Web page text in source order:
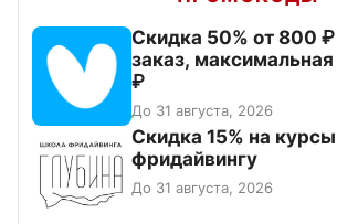
Скидка 50% от 800
заказ,
₽
До 31 августа, 2026
Скидка 15% на
фридайвингу
До 31 августа, 2026